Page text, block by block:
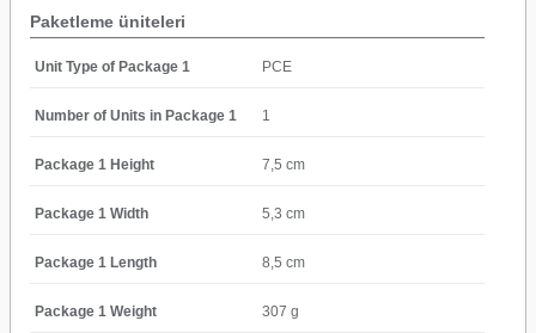
Paketleme üniteleri
Unit Type of Package 1 PCE
Number of Units in Package 1 1
Package 1 Height 7,5 cm
Package 1 Width 5,3 cm
Package 1 Length 8,5 cm
Package 1 Weight 307 g